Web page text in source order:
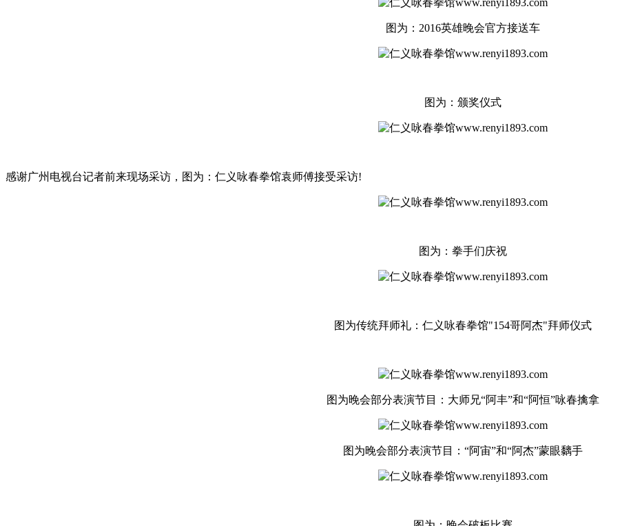
图为：2016英雄晚会官方接送车
图为：颁奖仪式
感谢广州电视台记者前来现场采访，图为：仁义咏春拳馆袁师傅接受采访!
图为：拳手们庆祝
图为传统拜师礼：仁义咏春拳馆"154哥阿杰"拜师仪式
图为晚会部分表演节目：大师兄“阿丰”和“阿恒”咏春擒拿
图为晚会部分表演节目：“阿宙”和“阿杰”蒙眼黐手